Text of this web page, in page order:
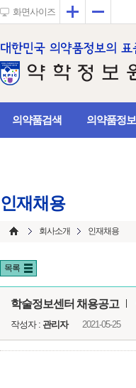
화면사이즈 확대
의약품검색 의약품정보
인재채용
회사소개 인재채용
목록
학술정보센터 채용공고
작성자 : 관리자 2021-05-25